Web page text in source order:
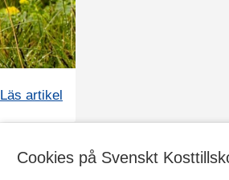
Cookies på Svenskt
Läs artikel